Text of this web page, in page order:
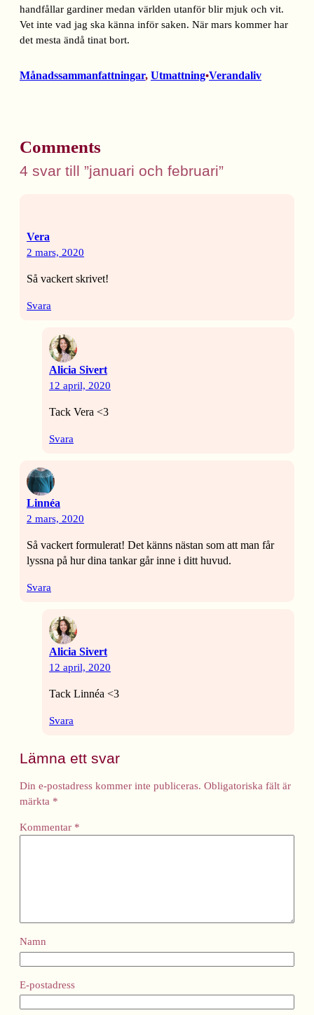
handfållar gardiner medan världen utanför blir mjuk och vit.
Vet inte vad jag ska känna inför saken. När mars kommer har
det mesta ändå tinat bort.
Månadssammanfattningar, Utmattning•Verandaliv
Comments
4 svar till ”januari och februari”
Vera
2 mars, 2020
Så vackert skrivet!
Svara
Alicia Sivert
12 april, 2020
Tack Vera <3
Svara
Linnéa
2 mars, 2020
Så vackert formulerat! Det känns nästan som att man får
lyssna på hur dina tankar går inne i ditt huvud.
Svara
Alicia Sivert
12 april, 2020
Tack Linnéa <3
Svara
Lämna ett svar
Din e-postadress kommer inte publiceras. Obligatoriska fält är
märkta *
Kommentar *
Namn
E-postadress